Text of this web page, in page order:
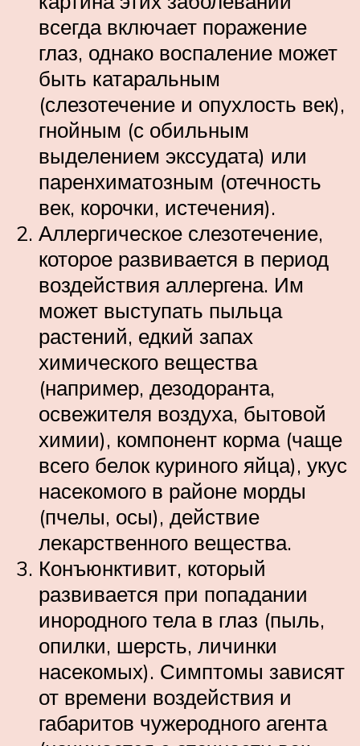
всегда включает поражение
глаз, однако воспаление может
быть катаральным
(слезотечение и опухлость век),
гнойным (с обильным
выделением экссудата) или
паренхиматозным (отечность
век, корочки, истечения).
Аллергическое слезотечение,
которое развивается в период
воздействия аллергена. Им
может выступать пыльца
растений, едкий запах
химического вещества
(например, дезодоранта,
освежителя воздуха, бытовой
химии), компонент корма (чаще
всего белок куриного яйца), укус
насекомого в районе морды
(пчелы, осы), действие
лекарственного вещества.
Конъюнктивит, который
развивается при попадании
инородного тела в глаз (пыль,
опилки, шерсть, личинки
насекомых). Симптомы зависят
от времени воздействия и
габаритов чужеродного агента